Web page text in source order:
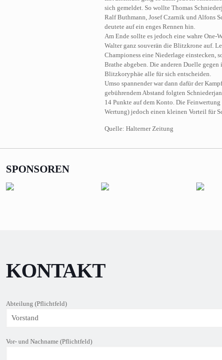
sich gemeldet. So wollte Thomas
Ralf Buthmann, Josef Czarnik und Alfons
deutete auf ein enges Rennen hin.
Am Ende sollte es jedoch eine wahre One-
Walter ganz souverän die Blitzkrone auf.
Championess eine Niederlage einstecken,
Brathe abgeben. Die anderen Duelle
Blitzkoryphäe alle für sich entscheiden.
Umso spannender war dann dafür der
gebührendem Abstand folgten
14 Punkte auf dem Konto. Die
Wertung) jedoch einen kleinen Vorteil für
Quelle: Halterner Zeitung
SPONSOREN
KONTAKT
Abteilung (Pflichtfeld)
Vor- und Nachname (Pflichtfeld)